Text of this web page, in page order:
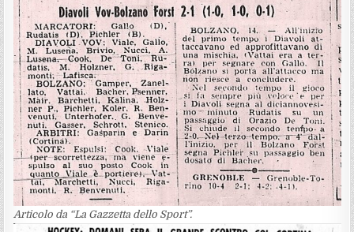
Articolo da “La Gazzetta dello Sport”.